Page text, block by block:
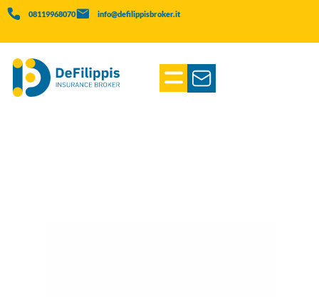
08119968070 info@defilippisbroker.it